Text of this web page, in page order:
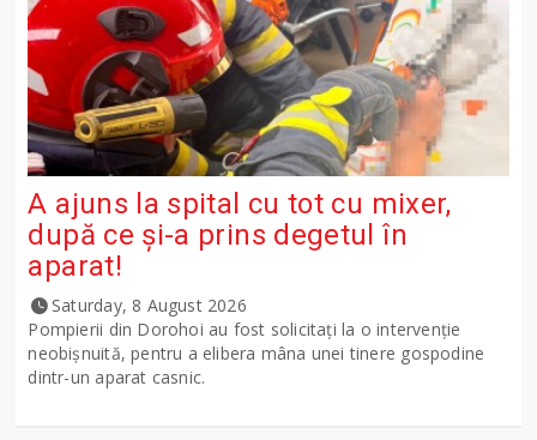
A ajuns la spital cu tot cu mixer,
după ce și-a prins degetul în
aparat!
Saturday, 8 August 2026
Pompierii din Dorohoi au fost solicitați la o intervenție
neobișnuită, pentru a elibera mâna unei tinere gospodine
dintr-un aparat casnic.